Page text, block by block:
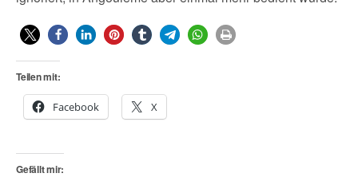
Teilen mit:
Facebook X
Gefällt mir: